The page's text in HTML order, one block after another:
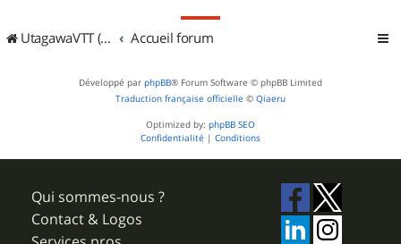
UtagawaVTT (Randos VTT et VTTAE avec traces GPS) Accueil forum
Développé par phpBB® Forum Software © phpBB Limited
Traduction française officielle © Qiaeru
Optimized by: phpBB SEO
Confidentialité | Conditions
Qui sommes-nous ?
Contact & Logos